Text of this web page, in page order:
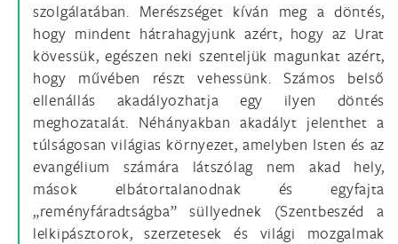
szolgálatában. Merészséget kíván meg a döntés,
hogy mindent hátrahagyjunk azért, hogy az Urat
kövessük, egészen neki szenteljük magunkat azért,
hogy művében részt vehessünk. Számos belső
ellenállás akadályozhatja egy ilyen döntés
meghozatalát. Néhányakban akadályt jelenthet a
túlságosan világias környezet, amelyben Isten és az
evangélium számára látszólag nem akad hely,
mások elbátortalanodnak és egyfajta
„reményfáradtságba” süllyednek (Szentbeszéd a
lelkipásztorok, szerzetesek és világi mozgalmak